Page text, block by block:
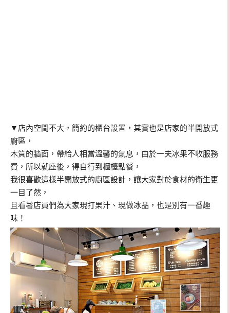
▼店內空間不大，簡約的櫃台設置，其實也是店家的半開放式
廚區，
木質的牆面，帶給人相當溫馨的氣息，由於一夫冰果不收服務
費，所以就座後，得自行到櫃檯點餐，
我很喜歡這樣半開放式的廚區設計，讓大家對於食材的衛生更
一目了然，
且看著店員們為大家現打果汁、現做冰品，也是別有一番趣
味！